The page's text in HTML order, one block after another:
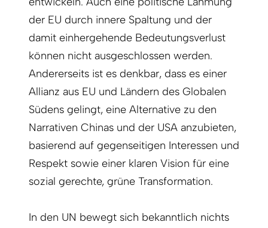
der EU durch innere Spaltung und der
damit einhergehende Bedeutungsverlust
können nicht ausgeschlossen werden.
Andererseits ist es denkbar, dass es einer
Allianz aus EU und Ländern des Globalen
Südens gelingt, eine Alternative zu den
Narrativen Chinas und der USA anzubieten,
basierend auf gegenseitigen Interessen und
Respekt sowie einer klaren Vision für eine
sozial gerechte, grüne Transformation.
In den UN bewegt sich bekanntlich nichts